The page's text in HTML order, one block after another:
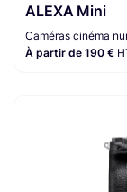
ALEXA Mini
Caméras cinéma
À partir de 190 €